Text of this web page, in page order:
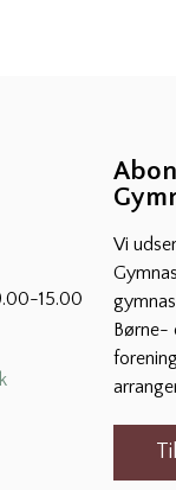
15.00
Vi
Børne-